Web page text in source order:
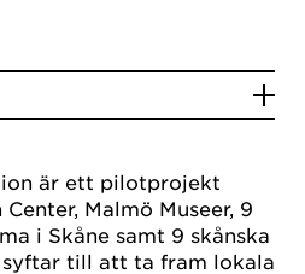
är ett pilotprojekt
Malmö Museer, 9
i Skåne samt 9 skånska
syftar till att ta fram lokala